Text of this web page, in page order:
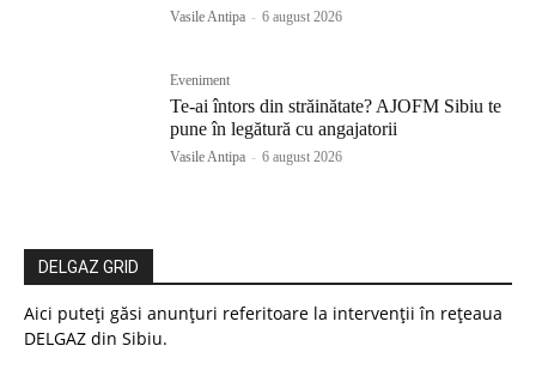
Vasile Antipa - 6 august 2026
Eveniment
Te-ai întors din străinătate? AJOFM Sibiu te
pune în legătură cu angajatorii
Vasile Antipa - 6 august 2026
DELGAZ GRID
Aici puteți găsi anunțuri referitoare la intervenții în rețeaua
DELGAZ din Sibiu.